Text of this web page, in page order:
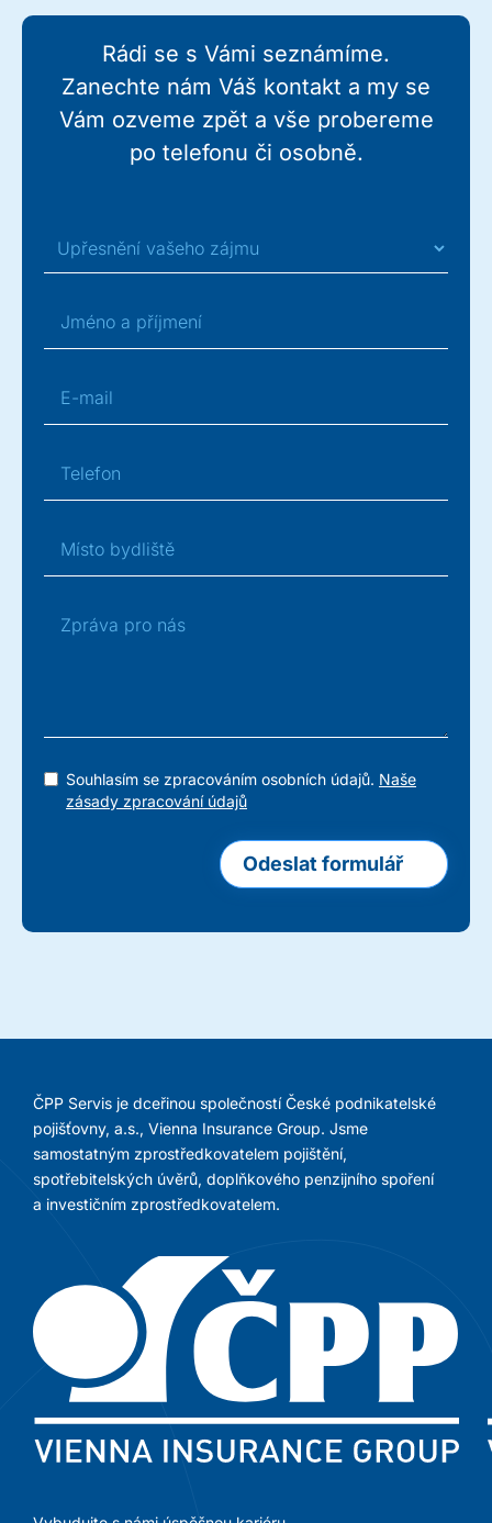
Rádi se s Vámi seznámíme.
Zanechte nám Váš kontakt a my se
Vám ozveme zpět a vše probereme
po telefonu či osobně.
Souhlasím se zpracováním osobních údajů. Naše
zásady zpracování údajů
Odeslat formulář
ČPP Servis je dceřinou společností České podnikatelské
pojišťovny, a.s., Vienna Insurance Group. Jsme
samostatným zprostředkovatelem pojištění,
spotřebitelských úvěrů, doplňkového penzijního spoření
a investičním zprostředkovatelem.